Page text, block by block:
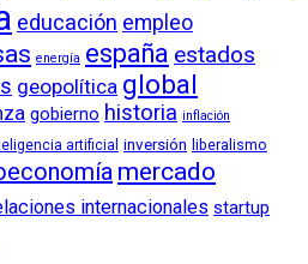
educación empleo
energía españa estados
geopolítica global
gobierno historia inflación
artificial inversión liberalismo
mercado
internacionales startup